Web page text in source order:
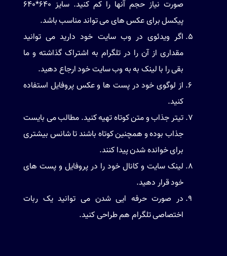
صورت نیاز حجم آنها را کم کنید. سایز 640*640
پیکسل برای عکس های می تواند مناسب باشد.
اگر ویدئوی در وب سایت خود دارید می توانید
مقداری از آن را در تلگرام به اشتراک گذاشته و ما
بقی را با لینک به به وب سایت خود ارجاع دهید.
از لوگوی خود در پست ها و عکس پروفایل استفاده
کنید.
تیتر جذاب و متن کوتاه تهیه کنید. مطالب می بایست
جذاب بوده و همچنین کوتاه باشند تا شانس بیشتری
برای خوانده شدن پیدا کنند.
لینک سایت و کانال خود را در پروفایل و پست های
خود قرار دهید.
در صورت حرفه ایی شدن می توانید یک ربات
اختصاصی تلگرام هم طراحی کنید.